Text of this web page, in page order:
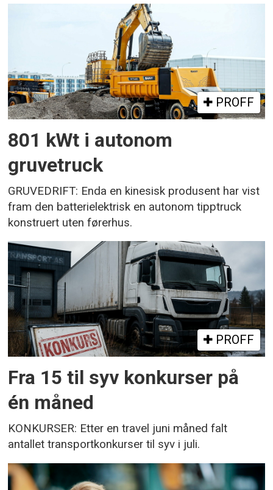
PROFF
801 kWt i autonom
gruvetruck
GRUVEDRIFT: Enda en kinesisk produsent har vist
fram den batterielektrisk en autonom tipptruck
konstruert uten førerhus.
PROFF
Fra 15 til syv konkurser på
én måned
KONKURSER: Etter en travel juni måned falt
antallet transportkonkurser til syv i juli.